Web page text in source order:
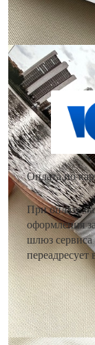
Оплата по
При оплате
оформления
шлюз
переадресует